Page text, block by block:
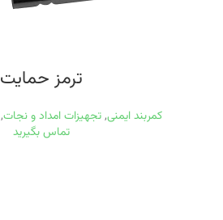
ترمز حمایت
کمربند ایمنی, تجهیزات امداد و نجات,
تماس بگیرید